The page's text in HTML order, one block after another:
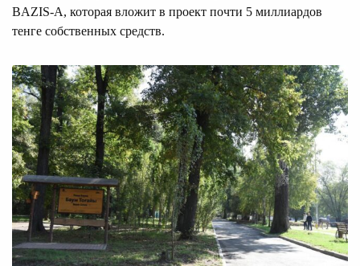
BAZIS-A, которая вложит в проект почти 5 миллиардов
тенге собственных средств.